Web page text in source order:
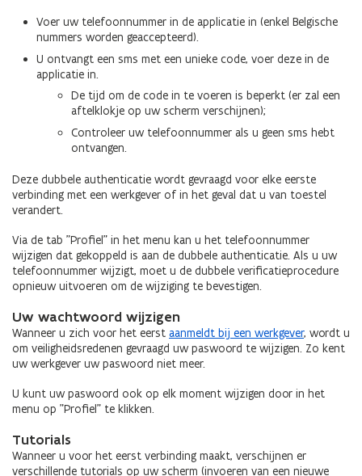
Voer uw telefoonnummer in de applicatie in (enkel Belgische
nummers worden geaccepteerd).
U ontvangt een sms met een unieke code, voer deze in de
applicatie in.
De tijd om de code in te voeren is beperkt (er zal een
aftelklokje op uw scherm verschijnen);
Controleer uw telefoonnummer als u geen sms hebt
ontvangen.
Deze dubbele authenticatie wordt gevraagd voor elke eerste
verbinding met een werkgever of in het geval dat u van toestel
verandert.
Via de tab "Profiel" in het menu kan u het telefoonnummer
wijzigen dat gekoppeld is aan de dubbele authenticatie. Als u uw
telefoonnummer wijzigt, moet u de dubbele verificatieprocedure
opnieuw uitvoeren om de wijziging te bevestigen.
Uw wachtwoord wijzigen
Wanneer u zich voor het eerst aanmeldt bij een werkgever, wordt u
om veiligheidsredenen gevraagd uw paswoord te wijzigen. Zo kent
uw werkgever uw paswoord niet meer.
U kunt uw paswoord ook op elk moment wijzigen door in het
menu op "Profiel" te klikken.
Tutorials
Wanneer u voor het eerst verbinding maakt, verschijnen er
verschillende tutorials op uw scherm (invoeren van een nieuwe